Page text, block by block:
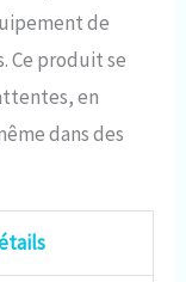
de
Ce produit se
en
dans des